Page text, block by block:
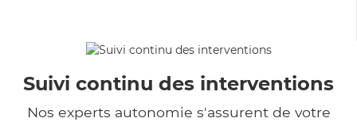
Suivi continu des interventions
Nos experts autonomie s'assurent de votre